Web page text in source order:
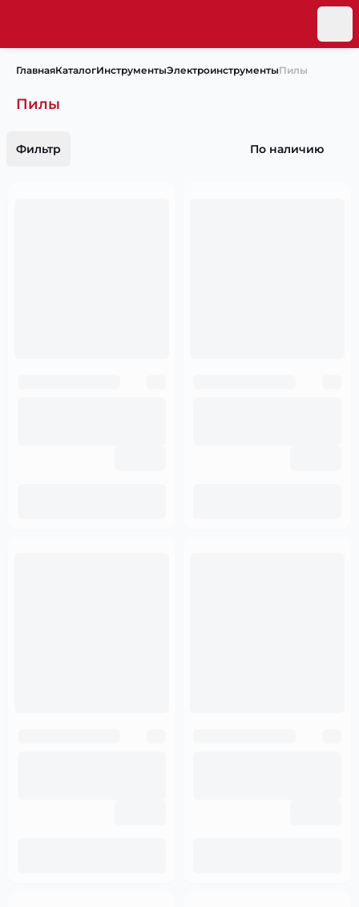
ГлавнаяКаталогИнструментыЭлектроинструментыПилы
Пилы
Фильтр По наличию